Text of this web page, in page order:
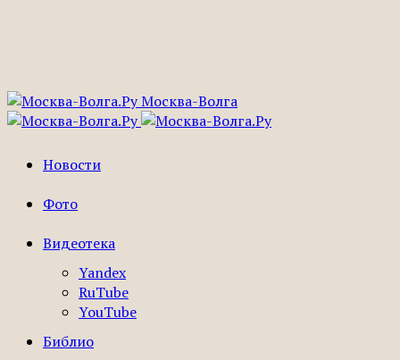
Москва-Волга
Новости
Фото
Видеотека
Yandex
RuTube
YouTube
Библио